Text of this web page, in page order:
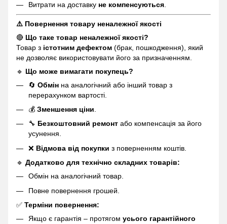
Витрати на доставку не компенсуються.
⚠️ Повернення товару неналежної якості
🔴 Що таке товар неналежної якості?
Товар з істотним дефектом (брак, пошкодження), який
не дозволяє використовувати його за призначенням.
🔹 Що може вимагати покупець?
🔄 Обмін на аналогічний або інший товар з
перерахунком вартості.
💰 Зменшення ціни
🔧 Безкоштовний ремонт або компенсація за його
усунення.
❌ Відмова від покупки з поверненням коштів.
🔹 Додатково для технічно складних товарів:
Обмін на аналогічний товар.
Повне повернення грошей.
✅ Терміни повернення:
Якщо є гарантія – протягом усього гарантійного